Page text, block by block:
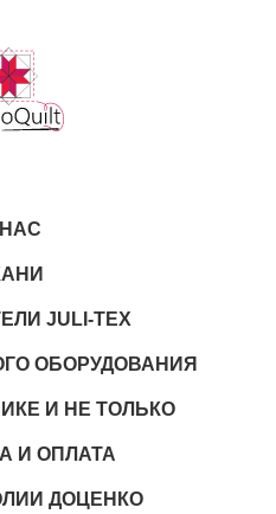
JULI-TEX
ОБОРУДОВАНИЯ
И НЕ ТОЛЬКО
И ОПЛАТА
ДОЦЕНКО